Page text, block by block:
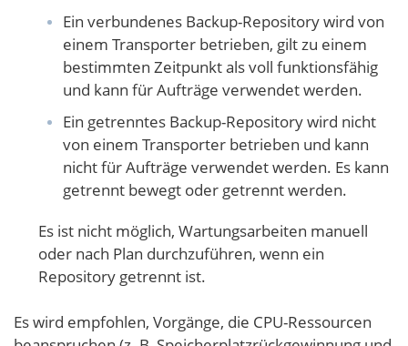
Ein verbundenes Backup-Repository wird von
einem Transporter betrieben, gilt zu einem
bestimmten Zeitpunkt als voll funktionsfähig
und kann für Aufträge verwendet werden.
Ein getrenntes Backup-Repository wird nicht
von einem Transporter betrieben und kann
nicht für Aufträge verwendet werden. Es kann
getrennt bewegt oder getrennt werden.
Es ist nicht möglich, Wartungsarbeiten manuell
oder nach Plan durchzuführen, wenn ein
Repository getrennt ist.
Es wird empfohlen, Vorgänge, die CPU-Ressourcen